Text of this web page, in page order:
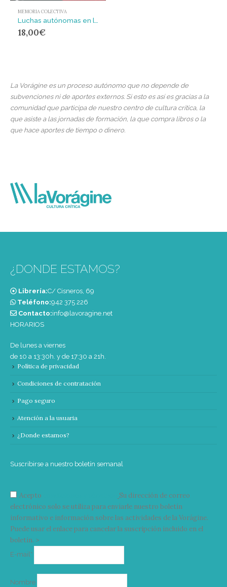
MEMORIA COLECTIVA
Luchas autónomas en los años setenta : del antagonismo obrero al malestar social
18,00€
La Vorágine es un proceso autónomo que no depende de
subvenciones ni de aportes externos. Si esto es así es gracias a la
comunidad que participa de nuestro centro de cultura crítica, la
que asiste a las jornadas de formación, la que compra libros o la
que hace aportes de tiempo o dinero.
¿DONDE ESTAMOS?
Librería:C/ Cisneros, 69
Teléfono:‭942 375 226‬
Contacto:info@lavoragine.net
HORARIOS
De lunes a viernes
de 10 a 13:30h. y de 17:30 a 21h.
Política de privacidad
Condiciones de contratación
Pago seguro
Atención a la usuaria
¿Donde estamos?
Suscribirse a nuestro boletín semanal
Acepto
Su dirección de correo
electrónico solo se utiliza para enviarle nuestro boletín
informativo e información sobre las actividades de la Vorágine.
Puede usar el enlace para cancelar la suscripción incluido en el
boletín. >
E-mail*
Nombre